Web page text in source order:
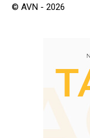
© AVN - 2026